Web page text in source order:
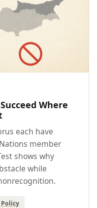
Where
each have
member
shows why
while
Policy